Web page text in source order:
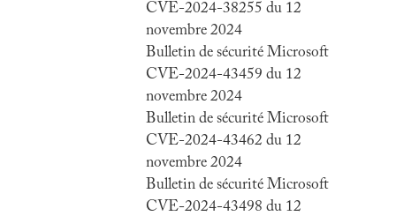
CVE-2024-38255 du 12
novembre 2024
Bulletin de sécurité Microsoft
CVE-2024-43459 du 12
novembre 2024
Bulletin de sécurité Microsoft
CVE-2024-43462 du 12
novembre 2024
Bulletin de sécurité Microsoft
CVE-2024-43498 du 12